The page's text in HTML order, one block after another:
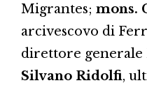
Migrantes; mons.
arcivescovo di
direttore generale
Silvano Ridolfi,